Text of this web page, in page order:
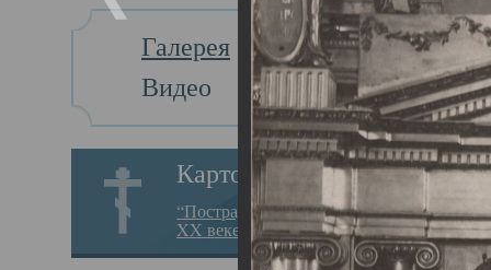
Галерея
Видео
Картотека
“Пострадавшие за веру в
XX веке на Севере”
Главная